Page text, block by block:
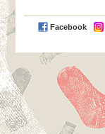
Facebook